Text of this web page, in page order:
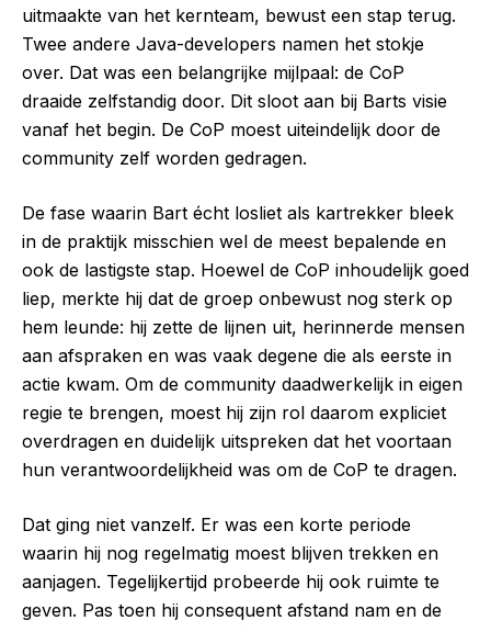
uitmaakte van het kernteam, bewust een stap terug.
Twee andere Java-developers namen het stokje
over. Dat was een belangrijke mijlpaal: de CoP
draaide zelfstandig door. Dit sloot aan bij Barts visie
vanaf het begin. De CoP moest uiteindelijk door de
community zelf worden gedragen.
De fase waarin Bart écht losliet als kartrekker bleek
in de praktijk misschien wel de meest bepalende en
ook de lastigste stap. Hoewel de CoP inhoudelijk goed
liep, merkte hij dat de groep onbewust nog sterk op
hem leunde: hij zette de lijnen uit, herinnerde mensen
aan afspraken en was vaak degene die als eerste in
actie kwam. Om de community daadwerkelijk in eigen
regie te brengen, moest hij zijn rol daarom expliciet
overdragen en duidelijk uitspreken dat het voortaan
hun verantwoordelijkheid was om de CoP te dragen.
Dat ging niet vanzelf. Er was een korte periode
waarin hij nog regelmatig moest blijven trekken en
aanjagen. Tegelijkertijd probeerde hij ook ruimte te
geven. Pas toen hij consequent afstand nam en de